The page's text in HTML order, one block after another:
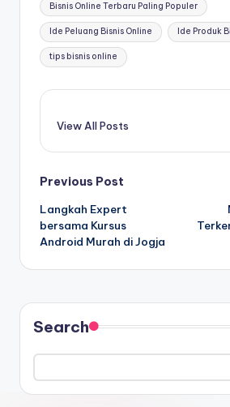
Bisnis Online Terbaru Paling Populer
Ide Peluang Bisnis Online Ide Produk
tips bisnis online
View All Posts
Previous Post
Langkah Expert
bersama Kursus
Android Murah di Jogja
Search